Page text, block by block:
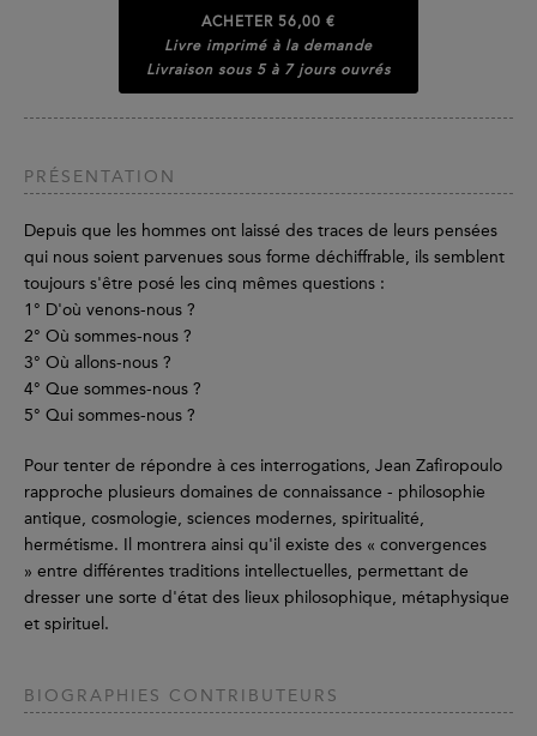
ACHETER 56,00 €
Livre imprimé à la demande
Livraison sous 5 à 7 jours ouvrés
PRÉSENTATION
Depuis que les hommes ont laissé des traces de leurs pensées
qui nous soient parvenues sous forme déchiffrable, ils semblent
toujours s'être posé les cinq mêmes questions :
1° D'où venons-nous ?
2° Où sommes-nous ?
3° Où allons-nous ?
4° Que sommes-nous ?
5° Qui sommes-nous ?
Pour tenter de répondre à ces interrogations, Jean Zafiropoulo
rapproche plusieurs domaines de connaissance - philosophie
antique, cosmologie, sciences modernes, spiritualité,
hermétisme. Il montrera ainsi qu'il existe des « convergences
» entre différentes traditions intellectuelles, permettant de
dresser une sorte d'état des lieux philosophique, métaphysique
et spirituel.
BIOGRAPHIES CONTRIBUTEURS